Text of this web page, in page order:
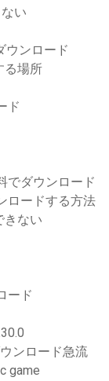
い
ウンロード
る場所
ド
でダウンロード
ロードする方法
きない
ード
ンロード急流
game